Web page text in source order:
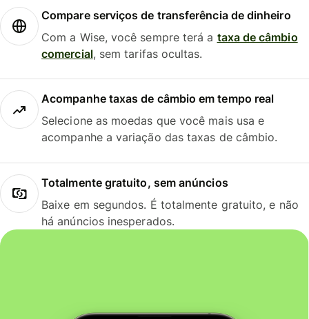
Compare serviços de transferência de dinheiro
Com a Wise, você sempre terá a taxa de câmbio
comercial, sem tarifas ocultas.
Acompanhe taxas de câmbio em tempo real
Selecione as moedas que você mais usa e
acompanhe a variação das taxas de câmbio.
Totalmente gratuito, sem anúncios
Baixe em segundos. É totalmente gratuito, e não
há anúncios inesperados.